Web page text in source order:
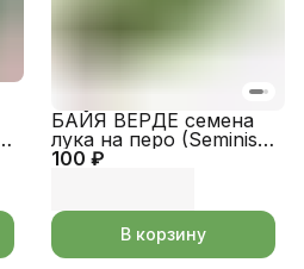
100 ₽
БАЙЯ ВЕРДЕ семена
лука на перо (Seminis |
Alexagro)
В корзину